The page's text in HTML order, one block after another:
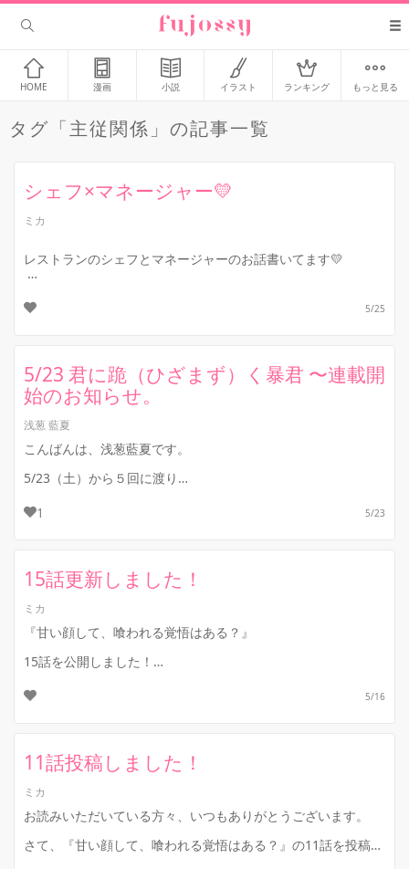
HOME 漫画 小説 イラスト ランキング もっと見る
タグ「主従関係」の記事一覧
シェフ×マネージャー💛
ミカ
レストランのシェフとマネージャーのお話書いてます💛
ぜひ読んでみてください(*^▽^*)
https://fu...
5/25
5/23 君に跪（ひざまず）く暴君 〜連載開
始のお知らせ。
浅葱 藍夏
こんばんは、浅葱藍夏です。
5/23（土）から５回に渡り
君に跪（ひざまず）く暴君 〜カースト上位の彼に目を付けられ
たモブの僕。暴力と快楽は、いつの間にか重すぎる愛に変わっ
1 5/23
15話更新しました！
ミカ
『甘い顔して、喰われる覚悟はある？』
15話を公開しました！
愛斗が柳田と映画を観に行くようですよ（笑）
5/16
11話投稿しました！
ミカ
お読みいただいている方々、いつもありがとうございます。
さて、『甘い顔して、喰われる覚悟はある？』の11話を投稿し